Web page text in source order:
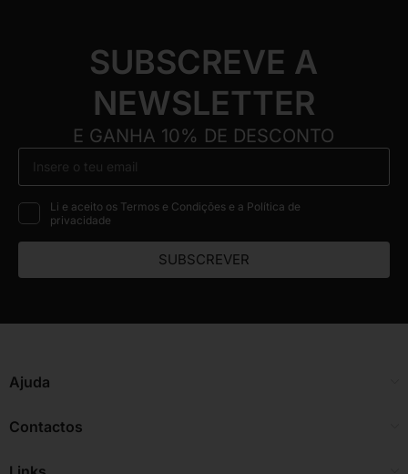
SUBSCREVE A
NEWSLETTER
E GANHA 10% DE DESCONTO
Li e aceito os Termos e Condições e a Política de
privacidade
SUBSCREVER
Ajuda
Contactos